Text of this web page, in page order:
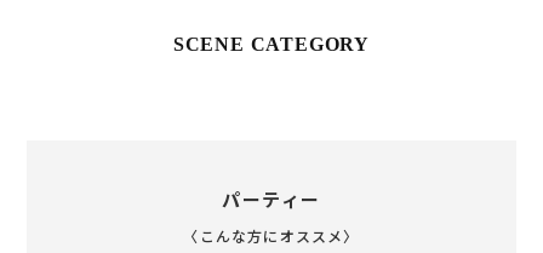
SCENE CATEGORY
パーティー
〈こんな方にオススメ〉